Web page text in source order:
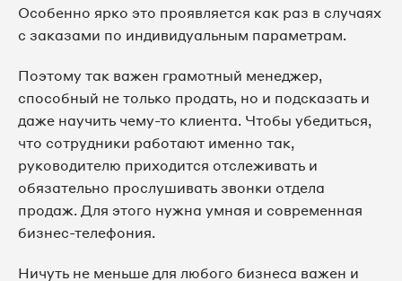
Особенно ярко это проявляется как раз в случаях
с заказами по индивидуальным параметрам.
Поэтому так важен грамотный менеджер,
способный не только продать, но и подсказать и
даже научить чему-то клиента. Чтобы убедиться,
что сотрудники работают именно так,
руководителю приходится отслеживать и
обязательно прослушивать звонки отдела
продаж. Для этого нужна умная и современная
бизнес-телефония.
Ничуть не меньше для любого бизнеса важен и